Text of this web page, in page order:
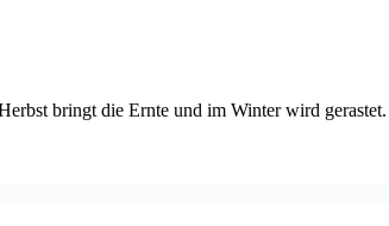
bringt die Ernte und im Winter wird